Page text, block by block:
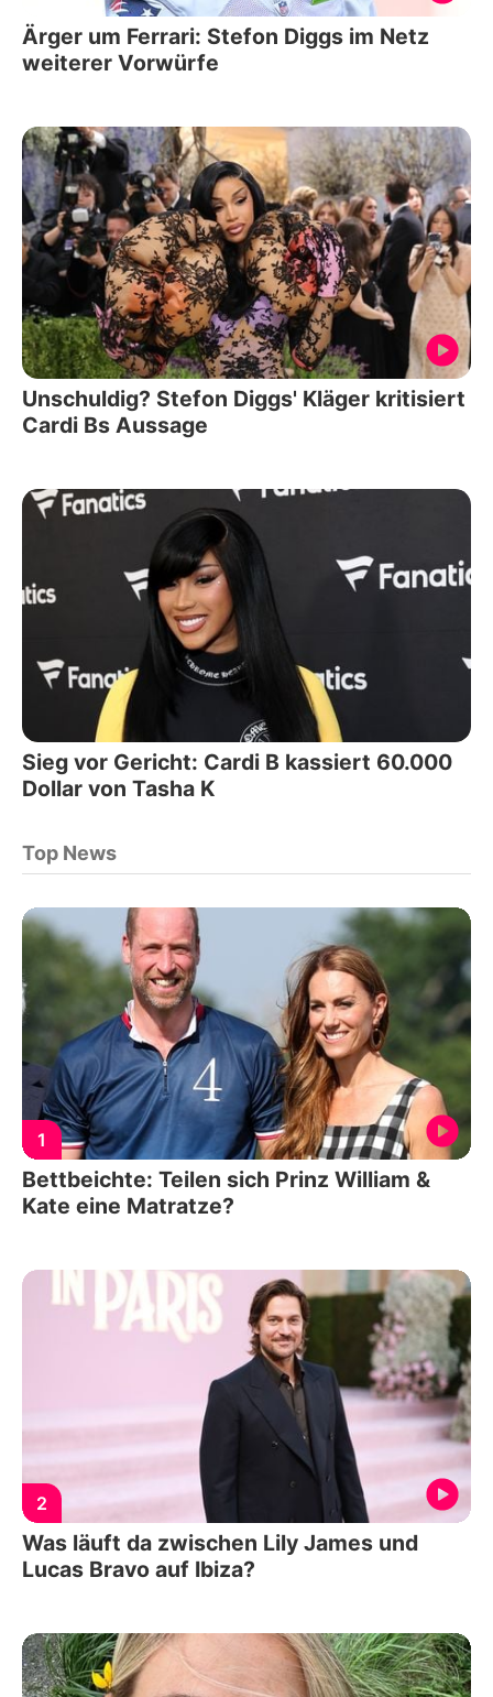
Ärger um Ferrari: Stefon Diggs im Netz
weiterer Vorwürfe
Unschuldig? Stefon Diggs' Kläger kritisiert
Cardi Bs Aussage
Sieg vor Gericht: Cardi B kassiert 60.000
Dollar von Tasha K
Top News
1
Bettbeichte: Teilen sich Prinz William &
Kate eine Matratze?
2
Was läuft da zwischen Lily James und
Lucas Bravo auf Ibiza?